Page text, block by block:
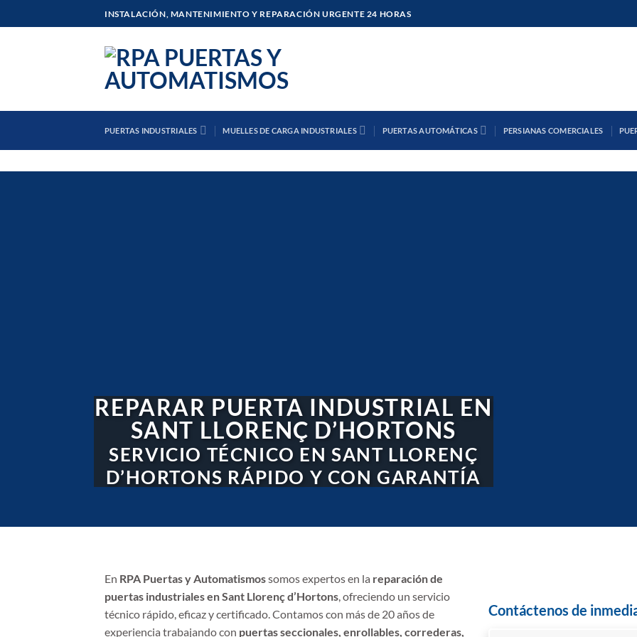
al
INSTALACIÓN, MANTENIMIENTO Y REPARACIÓN URGENTE 24 HORAS
PUERTAS INDUSTRIALES MUELLES DE CARGA INDUSTRIALES PUERTAS AUTOMÁTICAS PERSIANAS COMERCIALES
REPARAR PUERTA INDUSTRIAL EN
SANT LLORENÇ D’HORTONS
SERVICIO TÉCNICO EN SANT LLORENÇ
D’HORTONS RÁPIDO Y CON GARANTÍA
En RPA Puertas y Automatismossomos expertos en la reparación de
puertas industriales en Sant Llorenç d’Hortons, ofreciendo un servicio
técnico rápido, eficaz y certificado. Contamos con más de 20 años de
experiencia trabajando con puertas seccionales, enrollables, correderas,
Contáctenos de